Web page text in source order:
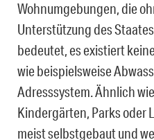
Wohnumgebungen, die
Unterstützung des
bedeutet, es existiert
wie beispielsweise
Adresssystem. Ähnlich
Kindergärten, Parks oder
meist selbstgebaut und